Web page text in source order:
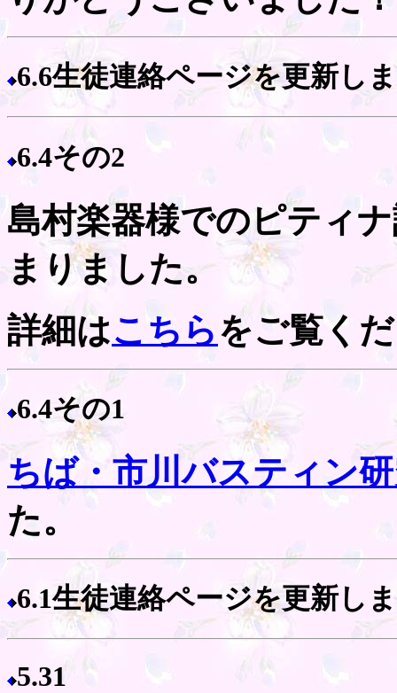
6.6生徒連絡ページを更新し
6.4その2
島村楽器様でのピティ
まりました。
詳細はこちらをご覧く
6.4その1
ちば・市川バスティン
た。
6.1生徒連絡ページを更新し
5.31